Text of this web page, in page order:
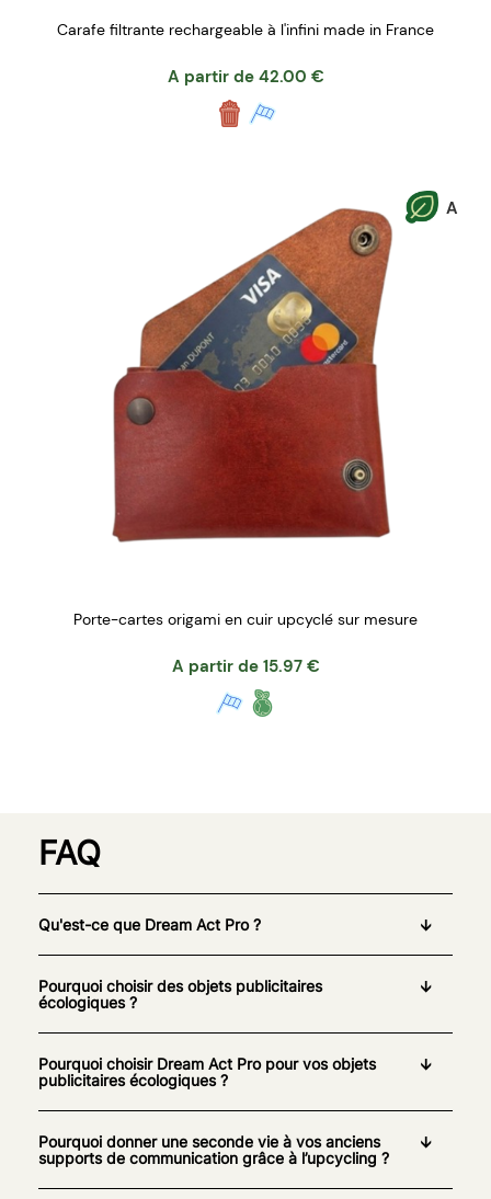
Carafe filtrante rechargeable à l'infini made in France
A partir de 42.00 €
A
Porte-cartes origami en cuir upcyclé sur mesure
A partir de 15.97 €
FAQ
Qu'est-ce que Dream Act Pro ?
Pourquoi choisir des objets publicitaires
écologiques ?
Pourquoi choisir Dream Act Pro pour vos objets
publicitaires écologiques ?
Pourquoi donner une seconde vie à vos anciens
supports de communication grâce à l’upcycling ?